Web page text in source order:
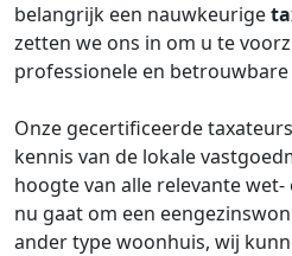
belangrijk een nauwkeurige
zetten we ons in om u te
professionele en
Onze gecertificeerde
kennis van de lokale
hoogte van alle relevante
nu gaat om een
ander type woonhuis, wij